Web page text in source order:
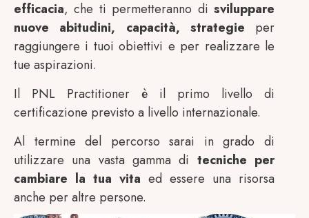
efficacia, che ti permetteranno di sviluppare
nuove abitudini, capacità, strategie per
raggiungere i tuoi obiettivi e per realizzare le
tue aspirazioni.
Il PNL Practitioner è il primo livello di
certificazione previsto a livello internazionale.
Al termine del percorso sarai in grado di
utilizzare una vasta gamma di tecniche per
cambiare la tua vita ed essere una risorsa
anche per altre persone.